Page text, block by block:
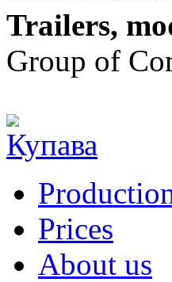
Trailers,
Group of
Prices
About us